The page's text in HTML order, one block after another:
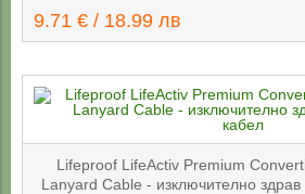
9.71 € / 18.99 лв
Lifeproof LifeActiv Premium
Lanyard Cable - изключително